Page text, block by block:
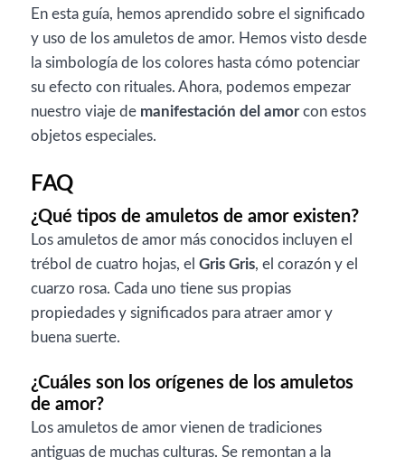
En esta guía, hemos aprendido sobre el significado
y uso de los amuletos de amor. Hemos visto desde
la simbología de los colores hasta cómo potenciar
su efecto con rituales. Ahora, podemos empezar
nuestro viaje de manifestación del amorcon estos
objetos especiales.
FAQ
¿Qué tipos de amuletos de amor existen?
Los amuletos de amor más conocidos incluyen el
trébol de cuatro hojas, el Gris Gris, el corazón y el
cuarzo rosa. Cada uno tiene sus propias
propiedades y significados para atraer amor y
buena suerte.
¿Cuáles son los orígenes de los amuletos
de amor?
Los amuletos de amor vienen de tradiciones
antiguas de muchas culturas. Se remontan a la